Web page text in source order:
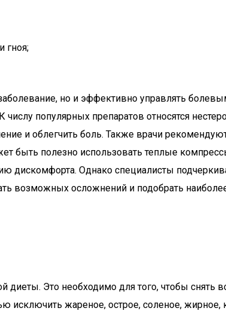
гноя;
но и эффективно управлять
популярных препаратов относятся
и облегчить боль. Также врачи
быть полезно использовать теплые
дискомфорта. Однако специалисты
возможных осложнений и подобрать
диеты. Это необходимо для того, чтобы снять
исключить жареное, острое, соленое, жирное,